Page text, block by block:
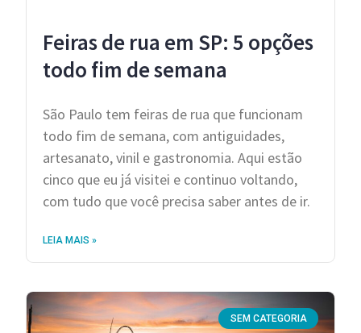
Feiras de rua em SP: 5 opções
todo fim de semana
São Paulo tem feiras de rua que funcionam
todo fim de semana, com antiguidades,
artesanato, vinil e gastronomia. Aqui estão
cinco que eu já visitei e continuo voltando,
com tudo que você precisa saber antes de ir.
LEIA MAIS »
SEM CATEGORIA